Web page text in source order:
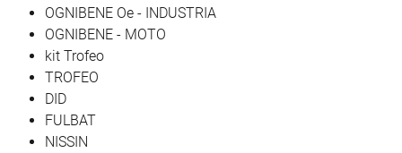
OGNIBENE Oe - INDUSTRIA
OGNIBENE - MOTO
kit Trofeo
TROFEO
DID
FULBAT
NISSIN